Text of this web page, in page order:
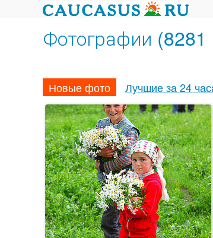
Фотографии (8281
Новые фото Лучшие за 24